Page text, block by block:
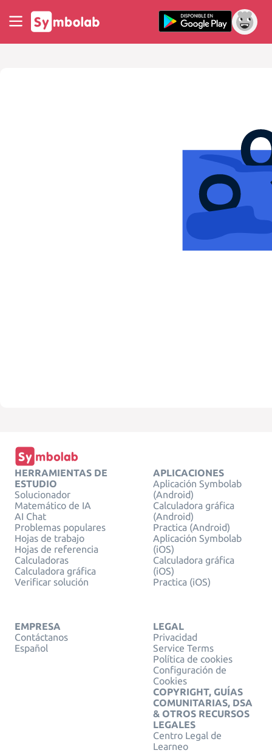
HERRAMIENTAS DE
ESTUDIO
Solucionador
Matemático de IA
AI Chat
Problemas populares
Hojas de trabajo
Hojas de referencia
Calculadoras
Calculadora gráfica
Verificar solución
APLICACIONES
Aplicación Symbolab
(Android)
Calculadora gráfica
(Android)
Practica (Android)
Aplicación Symbolab
(iOS)
Calculadora gráfica
(iOS)
Practica (iOS)
EMPRESA
Contáctanos
Español
LEGAL
Privacidad
Service Terms
Política de cookies
Configuración de
Cookies
COPYRIGHT, GUÍAS
COMUNITARIAS, DSA
& OTROS RECURSOS
LEGALES
Centro Legal de
Learneo